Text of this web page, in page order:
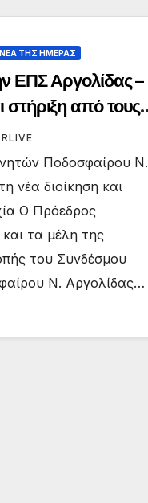
ΤΗΣ ΗΜΕΡΑΣ
ΕΠΣ Αργολίδας –
στήριξη από τους
Ποδοσφαίρου Ν.
νέα διοίκηση και
Ο Πρόεδρος
τα μέλη της
του Συνδέσμου
Ν. Αργολίδας…